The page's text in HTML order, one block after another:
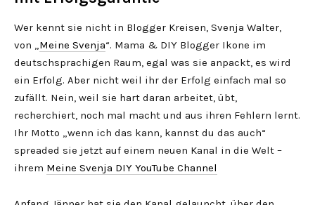
Wer kennt sie nicht in Blogger Kreisen, Svenja Walter,
von „ Meine Svenja“. Mama & DIY Blogger Ikone im
deutschsprachigen Raum, egal was sie anpackt, es wird
ein Erfolg. Aber nicht weil ihr der Erfolg einfach mal so
zufällt. Nein, weil sie hart daran arbeitet, übt,
recherchiert, noch mal macht und aus ihren Fehlern lernt.
Ihr Motto „wenn ich das kann, kannst du das auch“
spreaded sie jetzt auf einem neuen Kanal in die Welt –
ihrem Meine Svenja DIY YouTube Channel